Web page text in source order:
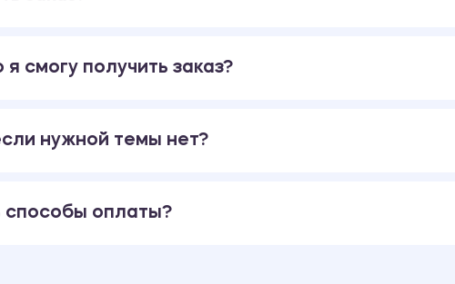
я смогу получить заказ?
нужной темы нет?
способы оплаты?